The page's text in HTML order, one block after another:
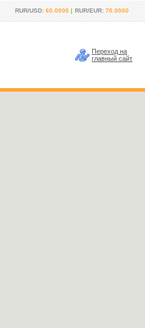
RUR/USD: 60.0000 | RUR/EUR: 70.0000
Переход на
главный сайт